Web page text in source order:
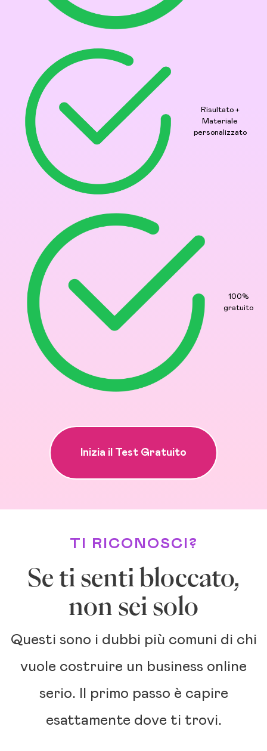
Risultato +
Materiale
personalizzato
100%
gratuito
Inizia il Test Gratuito
TI RICONOSCI?
Se ti senti bloccato,
non sei solo
Questi sono i dubbi più comuni di chi
vuole costruire un business online
serio. Il primo passo è capire
esattamente dove ti trovi.